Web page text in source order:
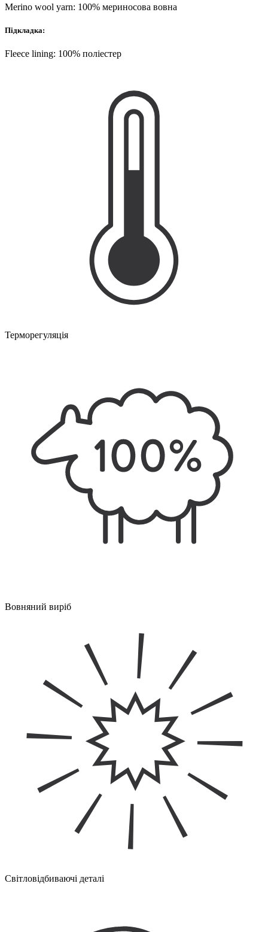
Merino wool yarn: 100% мериносова вовна
Підкладка:
Fleece lining: 100% поліестер
Терморегуляція
Вовняний виріб
Світловідбиваючі деталі